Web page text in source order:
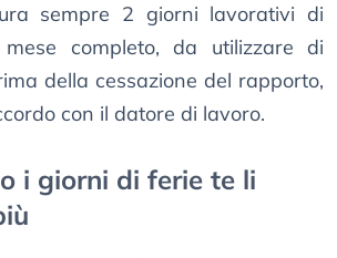
sempre 2 giorni lavorativi di
completo, da utilizzare di
della cessazione del rapporto,
con il datore di lavoro.
i giorni di ferie te li